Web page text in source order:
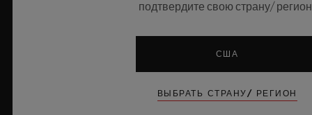
подтвердите свою страну/
США
ВЫБРАТЬ СТРАНУ/ РЕГИОН